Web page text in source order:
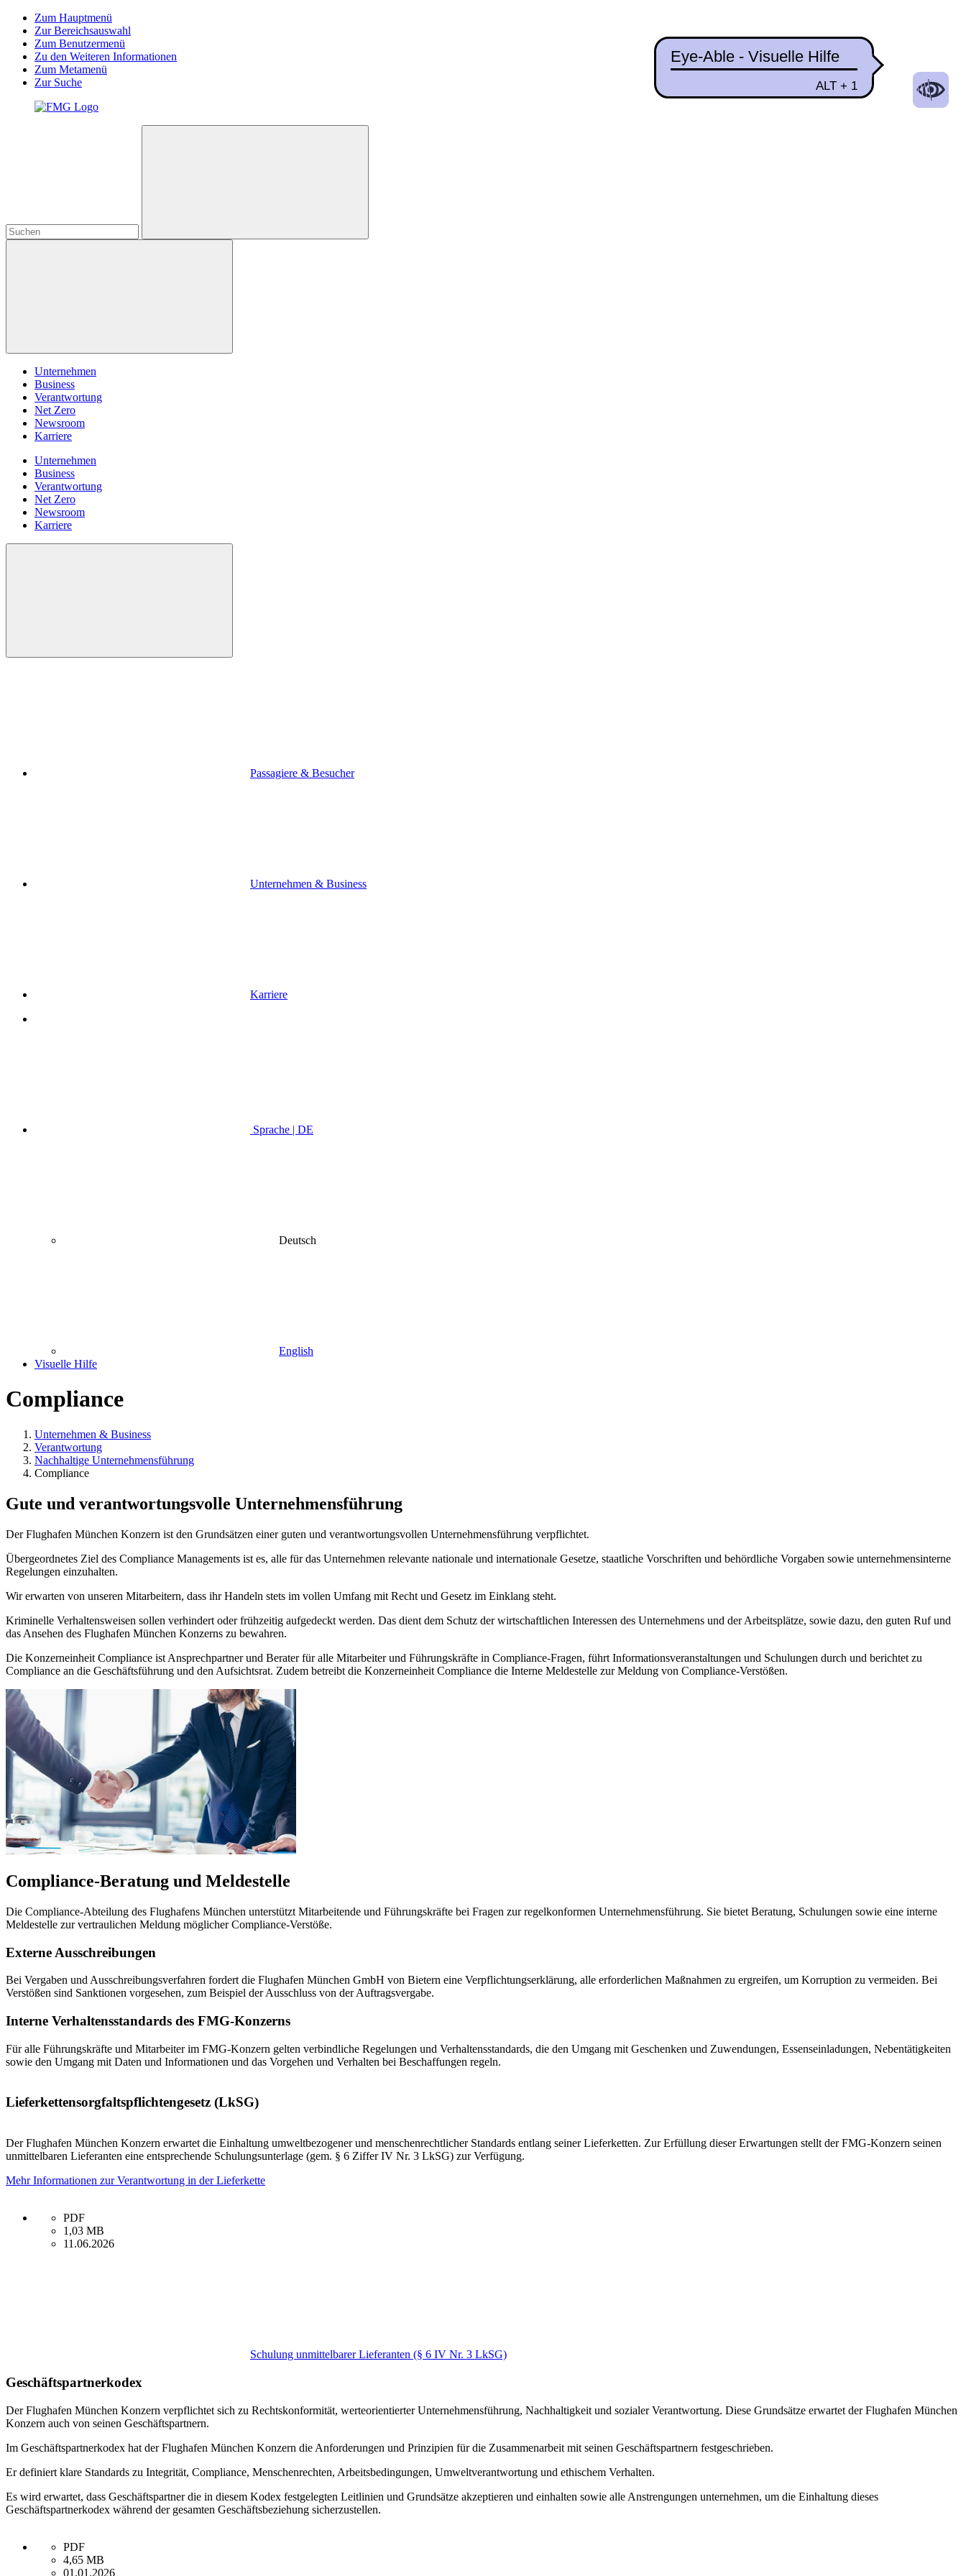
Zum Hauptmenü
Zur Bereichsauswahl
Zum Benutzermenü
Zu den Weiteren Informationen
Zum Metamenü
Zur Suche
Unternehmen
Business
Verantwortung
Net Zero
Newsroom
Karriere
Unternehmen
Business
Verantwortung
Net Zero
Newsroom
Karriere
Passagiere & Besucher
Unternehmen & Business
Karriere
Sprache | DE
Deutsch
English
Visuelle Hilfe
Compliance
Unternehmen & Business
Verantwortung
Nachhaltige Unternehmensführung
Compliance
Gute und verantwortungsvolle Unternehmensführung
Der Flughafen München Konzern ist den Grundsätzen einer guten und verantwortungsvollen Unternehmensführung verpflichtet.
Übergeordnetes Ziel des Compliance Managements ist es, alle für das Unternehmen relevante nationale und internationale Gesetze, staatliche Vorschriften und behördliche Vorgaben sowie unternehmensinterne
Regelungen einzuhalten.
Wir erwarten von unseren Mitarbeitern, dass ihr Handeln stets im vollen Umfang mit Recht und Gesetz im Einklang steht.
Kriminelle Verhaltensweisen sollen verhindert oder frühzeitig aufgedeckt werden. Das dient dem Schutz der wirtschaftlichen Interessen des Unternehmens und der Arbeitsplätze, sowie dazu, den guten Ruf und
das Ansehen des Flughafen München Konzerns zu bewahren.
Die Konzerneinheit Compliance ist Ansprechpartner und Berater für alle Mitarbeiter und Führungskräfte in Compliance-Fragen, führt Informationsveranstaltungen und Schulungen durch und berichtet zu
Compliance an die Geschäftsführung und den Aufsichtsrat. Zudem betreibt die Konzerneinheit Compliance die Interne Meldestelle zur Meldung von Compliance-Verstößen.
Compliance-Beratung und Meldestelle
Die Compliance-Abteilung des Flughafens München unterstützt Mitarbeitende und Führungskräfte bei Fragen zur regelkonformen Unternehmensführung. Sie bietet Beratung, Schulungen sowie eine interne
Meldestelle zur vertraulichen Meldung möglicher Compliance-Verstöße.
Externe Ausschreibungen
Bei Vergaben und Ausschreibungsverfahren fordert die Flughafen München GmbH von Bietern eine Verpflichtungserklärung, alle erforderlichen Maßnahmen zu ergreifen, um Korruption zu vermeiden. Bei
Verstößen sind Sanktionen vorgesehen, zum Beispiel der Ausschluss von der Auftragsvergabe.
Interne Verhaltensstandards des FMG-Konzerns
Für alle Führungskräfte und Mitarbeiter im FMG-Konzern gelten verbindliche Regelungen und Verhaltensstandards, die den Umgang mit Geschenken und Zuwendungen, Essenseinladungen, Nebentätigkeiten
sowie den Umgang mit Daten und Informationen und das Vorgehen und Verhalten bei Beschaffungen regeln.
Lieferkettensorgfaltspflichtengesetz (LkSG)
Der Flughafen München Konzern erwartet die Einhaltung umweltbezogener und menschenrechtlicher Standards entlang seiner Lieferketten. Zur Erfüllung dieser Erwartungen stellt der FMG-Konzern seinen
unmittelbaren Lieferanten eine entsprechende Schulungsunterlage (gem. § 6 Ziffer IV Nr. 3 LkSG) zur Verfügung.
Mehr Informationen zur Verantwortung in der Lieferkette
PDF
1,03 MB
11.06.2026
Schulung unmittelbarer Lieferanten (§ 6 IV Nr. 3 LkSG)
Geschäftspartnerkodex
Der Flughafen München Konzern verpflichtet sich zu Rechtskonformität, werteorientierter Unternehmensführung, Nachhaltigkeit und sozialer Verantwortung. Diese Grundsätze erwartet der Flughafen München
Konzern auch von seinen Geschäftspartnern.
Im Geschäftspartnerkodex hat der Flughafen München Konzern die Anforderungen und Prinzipien für die Zusammenarbeit mit seinen Geschäftspartnern festgeschrieben.
Er definiert klare Standards zu Integrität, Compliance, Menschenrechten, Arbeitsbedingungen, Umweltverantwortung und ethischem Verhalten.
Es wird erwartet, dass Geschäftspartner die in diesem Kodex festgelegten Leitlinien und Grundsätze akzeptieren und einhalten sowie alle Anstrengungen unternehmen, um die Einhaltung dieses
Geschäftspartnerkodex während der gesamten Geschäftsbeziehung sicherzustellen.
PDF
4,65 MB
01.01.2026